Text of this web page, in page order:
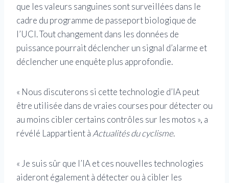
que les valeurs sanguines sont surveillées dans le
cadre du programme de passeport biologique de
l’UCI. Tout changement dans les données de
puissance pourrait déclencher un signal d’alarme et
déclencher une enquête plus approfondie.
« Nous discuterons si cette technologie d’IA peut
être utilisée dans de vraies courses pour détecter ou
au moins cibler certains contrôles sur les motos », a
révélé Lappartient à Actualités du cyclisme.
« Je suis sûr que l’IA et ces nouvelles technologies
aideront également à détecter ou à cibler les